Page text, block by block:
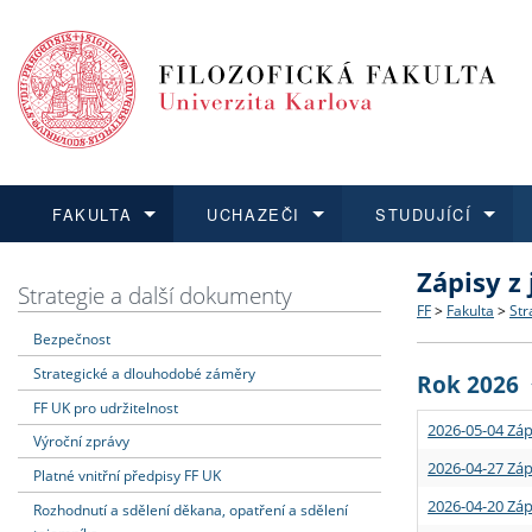
FAKULTA
Dozvědět se více
Struktura
Strategie
Podpora
UCHAZEČI
Podat přihlášku
Co
Učitelské
STUDUJÍCÍ
Dozvědět se více
Rigorózní
Dozvědět se více
O vědě a
Granty a
Dozvědět se více
Aktuální
Strategie a další dokumenty
Bezpečnost
Strategické a dlouhodobé záměry
FF UK pro udržitelnost
Výroční zprávy
Platné vnitřní předpisy FF UK
Rozhodnutí a sdělení děkana, opatření a sdělení
Zápisy
FF > Fakulta >
Rok 2026
2026-05-04
2026-04-27
2026-04-20